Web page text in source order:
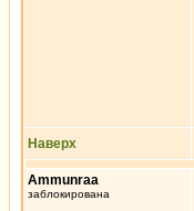
Наверх
Ammunraa
заблокирована